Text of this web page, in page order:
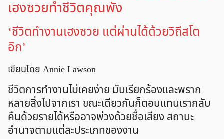
เฮงซวยทำชีวิตคุณพัง
‘ชีวิตทำงานเฮงซวย แต่ผ่านได้ด้วยวิถีสโต
อิก’
เขียนโดย Annie Lawson
ชีวิตการทำงานไม่เคยง่าย มันเรียกร้องและพราก
หลายสิ่งไปจากเรา ขณะเดียวกันก็ตอบแทนเรากลับ
คืนด้วยรายได้หรืออาจพ่วงด้วยชื่อเสียง สถานะ
อำนาจตามแต่ละประเภทของงาน